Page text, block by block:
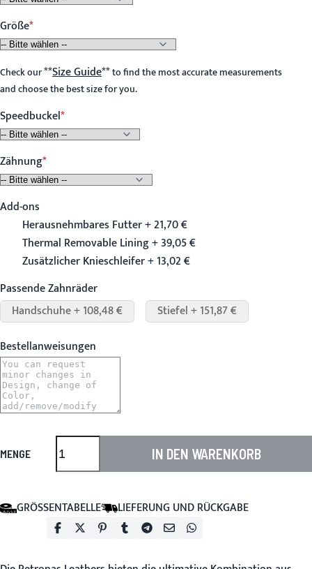
Größe
Check our**Size Guide**to find the most accurate measurements
and choose the best size for you.
Speedbuckel
Zähnung
Add-ons
Herausnehmbares Futter + 21,70 €
Thermal Removable Lining + 39,05 €
Zusätzlicher Knieschleifer + 13,02 €
Passende Zahnräder
Handschuhe + 108,48 €
Stiefel + 151,87 €
Bestellanweisungen
MENGE IN DEN WARENKORB
GRÖSSENTABELLE LIEFERUNG UND RÜCKGABE